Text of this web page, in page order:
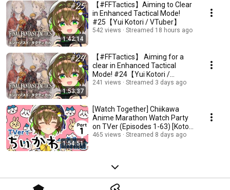
1:42:14
【#FFTactics】Aiming to Clear
in Enhanced Tactical Mode!
#25【Yui Kotori / VTuber】
542 views Streamed 18 hours ago
1:53:37
【#FFTactics】 Aiming for a
clear in Enhanced Tactical
Mode! #24【Yui Kotori /
VTuber】
241 views Streamed 3 days ago
1:54:51
[Watch Together] Chiikawa
Anime Marathon Watch Party
on TVer (Episodes 1-63) [Kotori
Yui / VTuber]
465 views Streamed 8 days ago